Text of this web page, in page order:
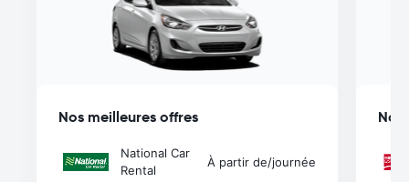
Nos meilleures offres
National Car
Rental
À partir de/journée
Nos